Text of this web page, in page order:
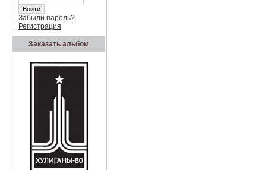
Забыли пароль?
Регистрация
Заказать альбом